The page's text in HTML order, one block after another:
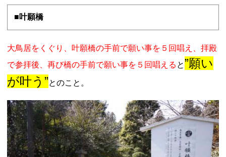
■叶願橋
大鳥居をくぐり、叶願橋の手前で願い事を５回唱え、拝殿
で参拝後、再び橋の手前で願い事を５回唱える と ”願い
が叶う”とのこと。